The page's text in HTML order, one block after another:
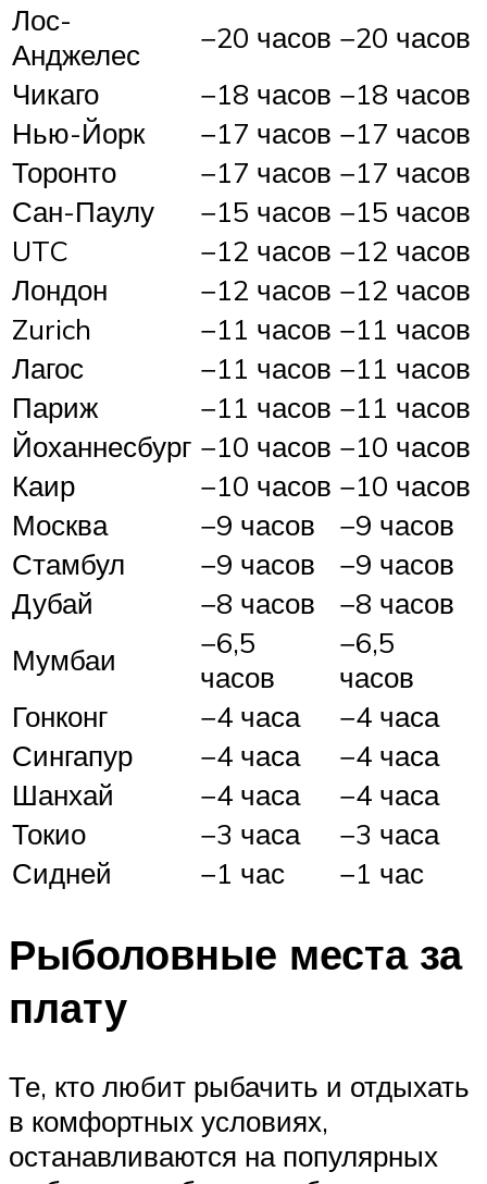
Лос-
Анджелес
−20 часов −20 часов
Чикаго
−18 часов −18 часов
Нью-Йорк
−17 часов −17 часов
Торонто
−17 часов −17 часов
Сан-Паулу
−15 часов −15 часов
UTC
−12 часов −12 часов
Лондон
−12 часов −12 часов
Zurich
−11 часов −11 часов
Лагос
−11 часов −11 часов
Париж
−11 часов −11 часов
Йоханнесбург −10 часов −10 часов
Каир
−10 часов −10 часов
Москва
−9 часов
−9 часов
Стамбул
−9 часов
−9 часов
Дубай
−8 часов
−8 часов
Мумбаи
−6,5
часов
−6,5
часов
Гонконг
−4 часа
−4 часа
Сингапур
−4 часа
−4 часа
Шанхай
−4 часа
−4 часа
Токио
−3 часа
−3 часа
Сидней
−1 час −1 час
Рыболовные места за
плату
Те, кто любит рыбачить и отдыхать
в комфортных условиях,
останавливаются на популярных